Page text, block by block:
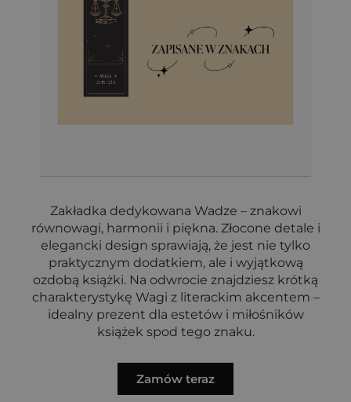
Zakładka dedykowana Wadze – znakowi
równowagi, harmonii i piękna. Złocone detale i
elegancki design sprawiają, że jest nie tylko
praktycznym dodatkiem, ale i wyjątkową
ozdobą książki. Na odwrocie znajdziesz krótką
charakterystykę Wagi z literackim akcentem –
idealny prezent dla estetów i miłośników
książek spod tego znaku.
Zamów teraz